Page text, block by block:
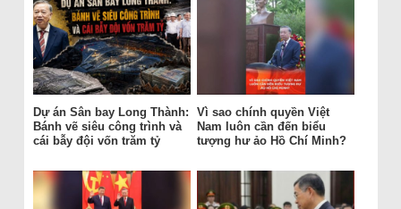
Dự án Sân bay Long Thành:
Bánh vẽ siêu công trình và
cái bẫy đội vốn trăm tỷ
Vì sao chính quyền Việt
Nam luôn cần đến biểu
tượng hư ảo Hồ Chí Minh?